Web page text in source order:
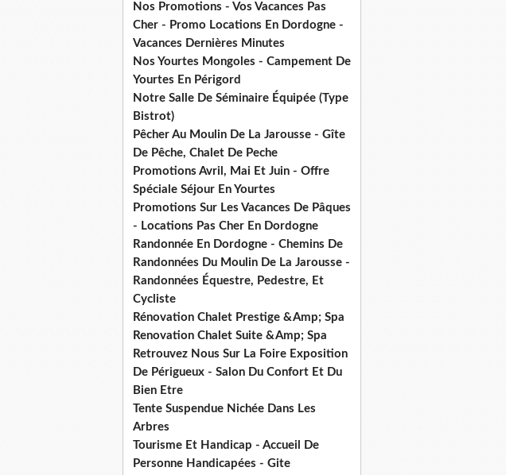
Nos Promotions - Vos Vacances Pas
Cher - Promo Locations En Dordogne -
Vacances Dernières Minutes
Nos Yourtes Mongoles - Campement De
Yourtes En Périgord
Notre Salle De Séminaire Équipée (Type
Bistrot)
Pêcher Au Moulin De La Jarousse - Gîte
De Pêche, Chalet De Peche
Promotions Avril, Mai Et Juin - Offre
Spéciale Séjour En Yourtes
Promotions Sur Les Vacances De Pâques
- Locations Pas Cher En Dordogne
Randonnée En Dordogne - Chemins De
Randonnées Du Moulin De La Jarousse -
Randonnées Équestre, Pedestre, Et
Cycliste
Rénovation Chalet Prestige &Amp; Spa
Renovation Chalet Suite &Amp; Spa
Retrouvez Nous Sur La Foire Exposition
De Périgueux - Salon Du Confort Et Du
Bien Etre
Tente Suspendue Nichée Dans Les
Arbres
Tourisme Et Handicap - Accueil De
Personne Handicapées - Gite